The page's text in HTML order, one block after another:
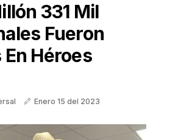
331 Mil
Fueron
Héroes
Enero 15 del 2023